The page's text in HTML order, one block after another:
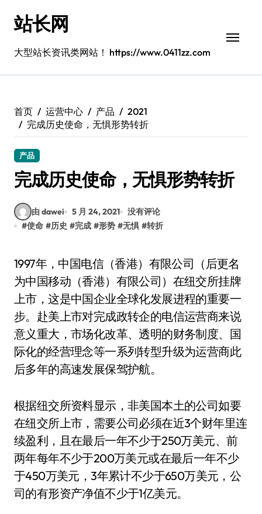
站长网
大型站长资讯类网站！ https://www.0411zz.com
首页 运营中心 产品
2021
完成历史使命，无惧形势转折
产品
完成历史使命，无惧形势转折
由 dawei 5 月 24, 2021
没有评论
#使命 #历史 #完成 #形势 #无惧 #转折
1997年，中国电信（香港）有限公司（后更名
为中国移动（香港）有限公司）在纽交所挂牌
上市，这是中国企业全球化发展进程的重要一
步。赴美上市对完成政转企的电信运营商来说
意义重大，市场化改革、透明的财务制度、国
际化的经营理念等一系列转型升级为运营商此
后多年的高速发展保驾护航。
根据纽交所资料显示，非美国本土的公司如要
在纽交所上市，需要公司必须在近3个财年里连
续盈利，且在最后一年不少于250万美元、前
两年每年不少于200万美元或在最后一年不少
于450万美元，3年累计不少于650万美元，公
司的有形资产净值不少于1亿美元。